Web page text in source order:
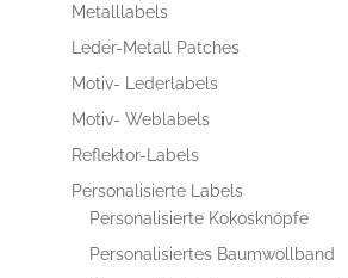
Metalllabels
Leder-Metall Patches
Motiv- Lederlabels
Motiv- Weblabels
Reflektor-Labels
Personalisierte Labels
Personalisierte Kokosknöpfe
Personalisiertes Baumwollband